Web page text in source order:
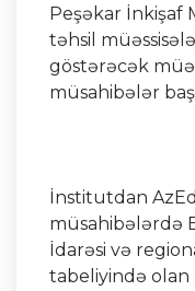
Peşəkar İnkişaf
təhsil
göstərəcək
müsahibələr
İnstitutdan
müsahibələrdə
İdarəsi və
tabeliyində olan